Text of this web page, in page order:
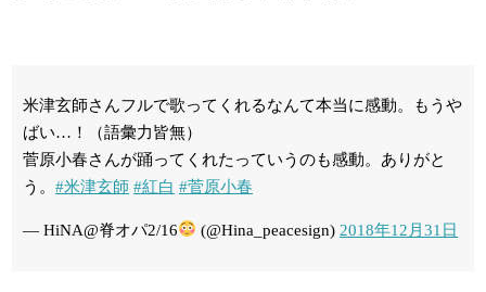
米津玄師さんフルで歌ってくれるなんて本当に感動。もうや
ばい…！（語彙力皆無）
菅原小春さんが踊ってくれたっていうのも感動。ありがと
う。 #米津玄師 #紅白 #菅原小春
— HiNA@脊オパ2/16 (@Hina_peacesign) 2018年12月31日